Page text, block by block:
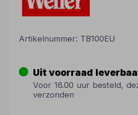
Artikelnummer: TB100EU
Uit voorraad
Voor 16.00 uur besteld,
verzonden